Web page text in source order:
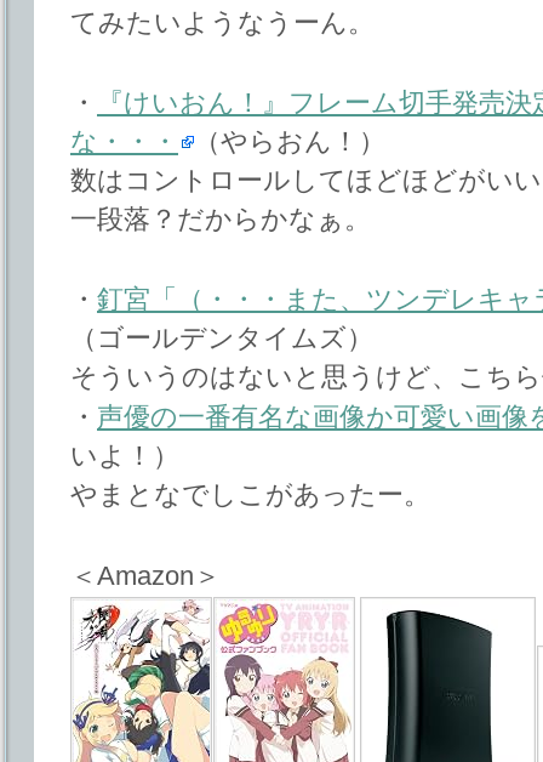
てみたいようなうーん。
・
『けいおん！』フレーム切手発売
な・・・
（やらおん！）
数はコントロールしてほどほどがい
一段落？だからかなぁ。
・ 釘宮「（・・・また、ツンデレキ
（ゴールデンタイムズ）
そういうのはないと思うけど、こち
・ 声優の一番有名な画像か可愛い画像
いよ！）
やまとなでしこがあったー。
＜Amazon＞